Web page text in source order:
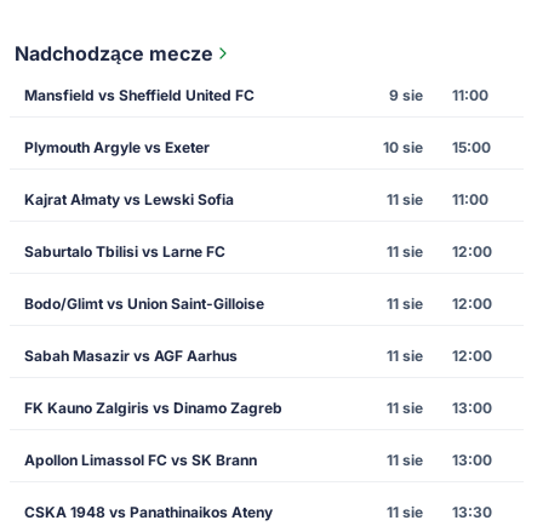
Nadchodzące mecze
Mansfield vs Sheffield United FC 9 sie 11:00
Plymouth Argyle vs Exeter 10 sie 15:00
Kajrat Ałmaty vs Lewski Sofia 11 sie 11:00
Saburtalo Tbilisi vs Larne FC 11 sie 12:00
Bodo/Glimt vs Union Saint-Gilloise 11 sie 12:00
Sabah Masazir vs AGF Aarhus 11 sie 12:00
FK Kauno Zalgiris vs Dinamo Zagreb 11 sie 13:00
Apollon Limassol FC vs SK Brann 11 sie 13:00
CSKA 1948 vs Panathinaikos Ateny 11 sie 13:30